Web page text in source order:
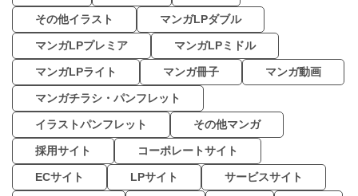
その他イラスト マンガLPダブル
マンガLPプレミア マンガLPミドル
マンガLPライト マンガ冊子 マンガ動画
マンガチラシ・パンフレット
イラストパンフレット その他マンガ
採用サイト コーポレートサイト
ECサイト LPサイト サービスサイト